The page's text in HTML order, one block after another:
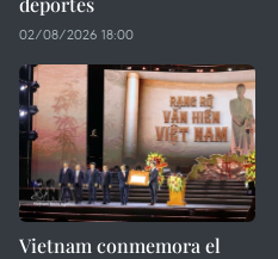
02/08/2026 18:00
Vietnam conmemora el